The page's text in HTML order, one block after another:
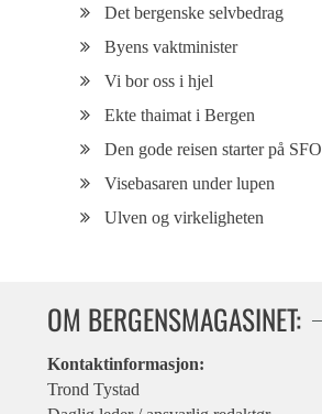
Det bergenske selvbedrag
Byens vaktminister
Vi bor oss i hjel
Ekte thaimat i Bergen
Den gode reisen starter på SFO
Visebasaren under lupen
Ulven og virkeligheten
OM BERGENSMAGASINET:
Kontaktinformasjon:
Trond Tystad